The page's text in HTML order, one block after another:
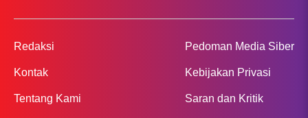
Redaksi
Kontak
Tentang Kami
Pedoman Media Siber
Kebijakan Privasi
Saran dan Kritik